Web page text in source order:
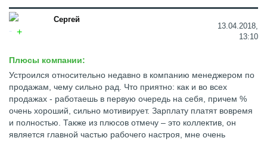
Сергей
13.04.2018,
13:10
Плюсы компании:
Устроился относительно недавно в компанию менеджером по
продажам, чему сильно рад. Что приятно: как и во всех
продажах - работаешь в первую очередь на себя, причем %
очень хороший, сильно мотивирует. Зарплату платят вовремя
и полностью. Также из плюсов отмечу – это коллектив, он
является главной частью рабочего настроя, мне очень